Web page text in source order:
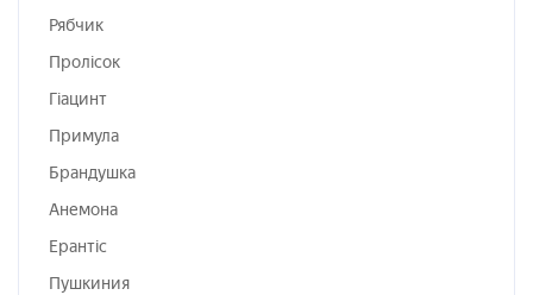
Рябчик
Пролісок
Гіацинт
Примула
Брандушка
Анемона
Ерантіс
Пушкиния